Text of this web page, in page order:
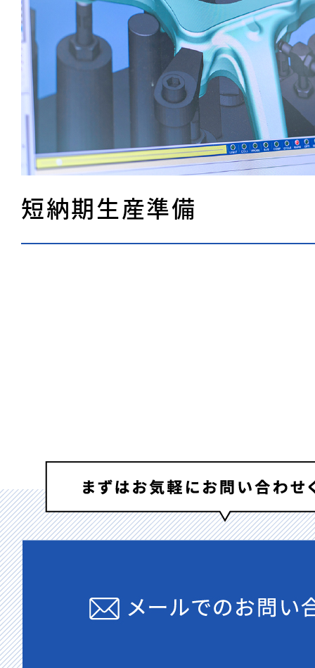
短納期生産準備
わくわくチャレンジ活動
リバースエンジニアリング
多彩な加工技術
短納期生産準備
高精度部品加工